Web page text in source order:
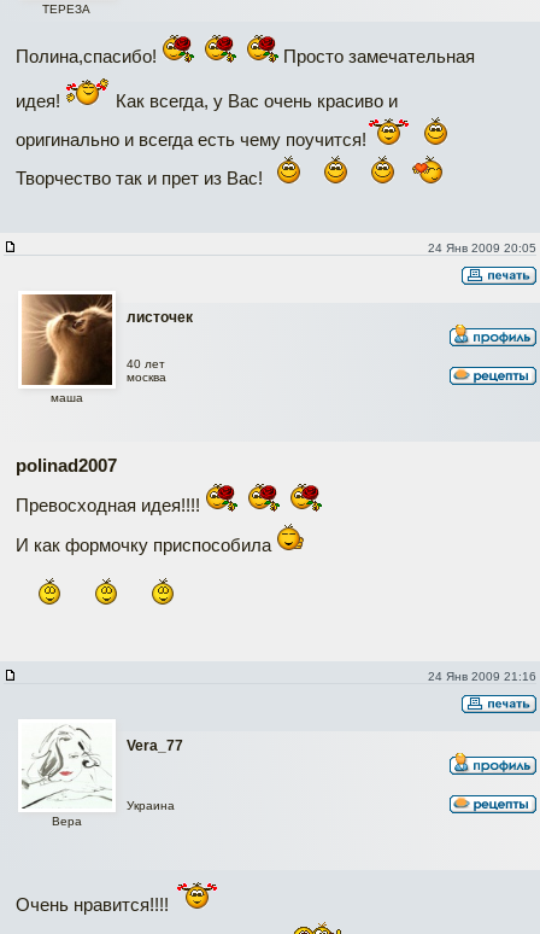
ТЕРЕЗА
Полина,спасибо! Просто замечательная
идея!
Как всегда, у Вас очень красиво и
оригинально и всегда есть чему поучится!
Творчество так и прет из Вас!
24 Янв 2009 20:05
листочек
маша
40 лет
москва
polinad2007
Превосходная идея!!!!
И как формочку приспособила
24 Янв 2009 21:16
Vera_77
Вера
Украина
Очень нравится!!!!